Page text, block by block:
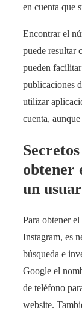
en cuenta que
Encontrar el
puede resultar
pueden
publicaciones
utilizar
cuenta,
obtener
un
Para obtener
Instagram, es
búsqueda e
Google el
de teléfono
website.